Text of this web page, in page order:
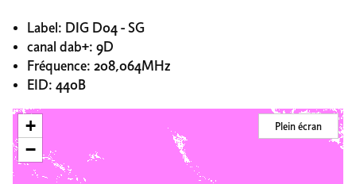
Label: DIG D04 - SG
canal dab+: 9D
Fréquence: 208,064MHz
EID: 440B
+
−
Plein écran